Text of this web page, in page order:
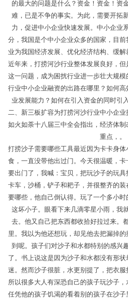
的最大的问题是什么？资金！资金！资
难，已是不争的事实。为此，需要开拓
力，促进中小企业快速发展。中小企业
分，我国是个中小企业众多的国家，目
业为我国经济发展、优化经济结构、缓解
近年来，打捞河沙行业整体发展良好，
这一问题，成为困扰行业进一步壮大规
行业中小企业融资的出路在哪里？如何
业发展能力？如何在引入资金的同时引
二、新三板扩容为打捞河沙行业中小企
如火如荼十八届三中全会指出，经济体
重点，。
打捞沙子需要哪些工具最近因为卡卡身
食，一直没带他出过门。今天很温暖，卡
要出门了，我喊：宝贝，把玩沙子的玩
卡车，沙桶，铲子和耙子，并很整齐的
要哪些，他自己倒认得。玩了一个多小时
这坏小子。眼看下来几滴零星小雨，我
去。他又自己把东西都收拾好拉过来。
里。我以为他还想玩，却见他去把漏掉
到呢。孩子们对沙子和水都特别的感兴
了。书上说这是因为沙子和水都没有形
迷。然而沙子很脏，水更别提了，把衣
所以很多大人有深恐自己的孩子玩沙子
任凭他的孩子饥渴的看着别的孩子在沙